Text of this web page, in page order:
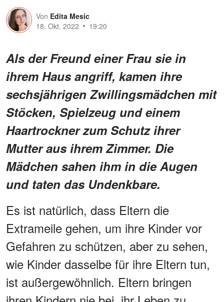
Von Edita Mesic
18. Okt. 2022
19:20
Als der Freund einer Frau sie in
ihrem Haus angriff, kamen ihre
sechsjährigen Zwillingsmädchen mit
Stöcken, Spielzeug und einem
Haartrockner zum Schutz ihrer
Mutter aus ihrem Zimmer. Die
Mädchen sahen ihm in die Augen
und taten das Undenkbare.
Es ist natürlich, dass Eltern die
Extrameile gehen, um ihre Kinder vor
Gefahren zu schützen, aber zu sehen,
wie Kinder dasselbe für ihre Eltern tun,
ist außergewöhnlich. Eltern bringen